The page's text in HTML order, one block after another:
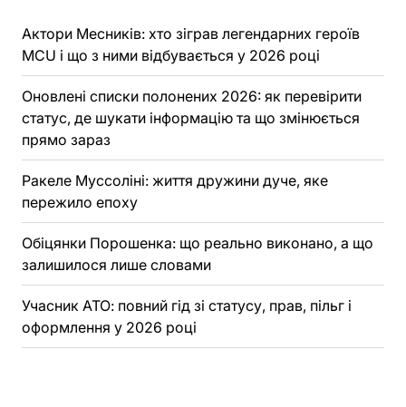
Актори Месників: хто зіграв легендарних героїв
MCU і що з ними відбувається у 2026 році
Оновлені списки полонених 2026: як перевірити
статус, де шукати інформацію та що змінюється
прямо зараз
Ракеле Муссоліні: життя дружини дуче, яке
пережило епоху
Обіцянки Порошенка: що реально виконано, а що
залишилося лише словами
Учасник АТО: повний гід зі статусу, прав, пільг і
оформлення у 2026 році